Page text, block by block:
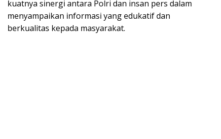
kuatnya sinergi antara Polri dan insan pers dalam
menyampaikan informasi yang edukatif dan
berkualitas kepada masyarakat.